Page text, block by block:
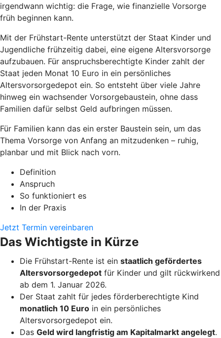
irgendwann wichtig: die Frage, wie finanzielle Vorsorge
früh beginnen kann.
Mit der Frühstart-Rente unterstützt der Staat Kinder und
Jugendliche frühzeitig dabei, eine eigene Altersvorsorge
aufzubauen. Für anspruchsberechtigte Kinder zahlt der
Staat jeden Monat 10 Euro in ein persönliches
Altersvorsorgedepot ein. So entsteht über viele Jahre
hinweg ein wachsender Vorsorgebaustein, ohne dass
Familien dafür selbst Geld aufbringen müssen.
Für Familien kann das ein erster Baustein sein, um das
Thema Vorsorge von Anfang an mitzudenken – ruhig,
planbar und mit Blick nach vorn.
Definition
Anspruch
So funktioniert es
In der Praxis
Jetzt Termin vereinbaren
Das Wichtigste in Kürze
Die Frühstart-Rente ist ein staatlich gefördertes
Altersvorsorgedepot für Kinder und gilt rückwirkend
ab dem 1. Januar 2026.
Der Staat zahlt für jedes förderberechtigte Kind
monatlich 10 Euro in ein persönliches
Altersvorsorgedepot ein.
Das Geld wird langfristig am Kapitalmarkt angelegt.